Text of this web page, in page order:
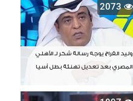
2073
وليد الفراج يوجه رسالة شكر لـ الأهلي
المصري بعد تعديل تهنئة بطل آسيا